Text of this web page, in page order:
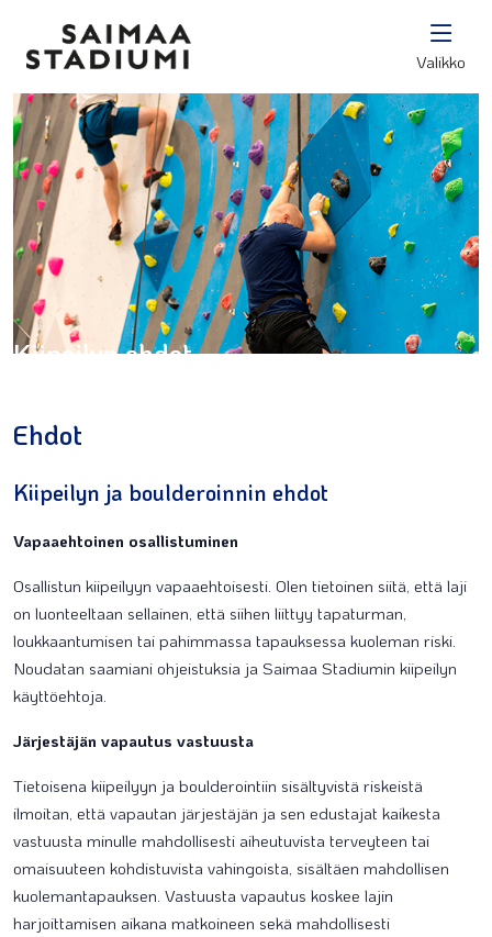
Valikko
Kiipeilyn ehdot
Ehdot
Kiipeilyn ja boulderoinnin ehdot
Vapaaehtoinen osallistuminen
Osallistun kiipeilyyn vapaaehtoisesti. Olen tietoinen siitä, että laji
on luonteeltaan sellainen, että siihen liittyy tapaturman,
loukkaantumisen tai pahimmassa tapauksessa kuoleman riski.
Noudatan saamiani ohjeistuksia ja Saimaa Stadiumin kiipeilyn
käyttöehtoja.
Järjestäjän vapautus vastuusta
Tietoisena kiipeilyyn ja boulderointiin sisältyvistä riskeistä
ilmoitan, että vapautan järjestäjän ja sen edustajat kaikesta
vastuusta minulle mahdollisesti aiheutuvista terveyteen tai
omaisuuteen kohdistuvista vahingoista, sisältäen mahdollisen
kuolemantapauksen. Vastuusta vapautus koskee lajin
harjoittamisen aikana matkoineen sekä mahdollisesti